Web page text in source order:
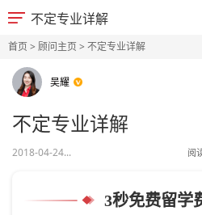
不定专业详解
首页> 顾问主页> 不定专业详解
吴耀
不定专业详解
2018-04-24... 阅
3秒免费留学